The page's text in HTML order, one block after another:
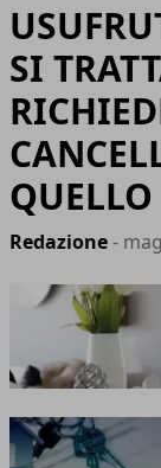
SI
QUELLO
Redazione-